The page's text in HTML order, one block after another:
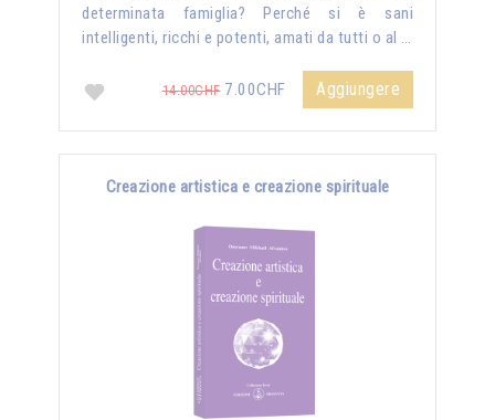
determinata famiglia? Perché si è sani
intelligenti, ricchi e potenti, amati da tutti o al …
14.00CHF7.00CHF Aggiungere
Creazione artistica e creazione spirituale